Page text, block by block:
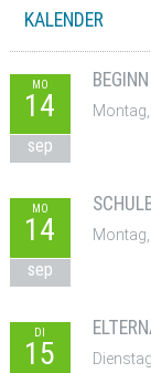
KALENDER
MO
14
sep
MO
14
sep
DI
15